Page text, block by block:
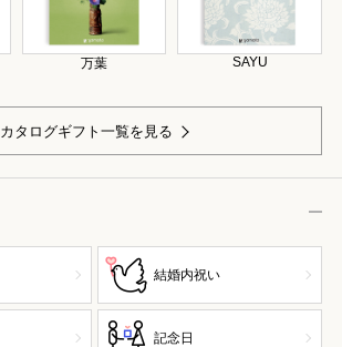
万葉 SAYU
カタログギフト一覧を見る
結婚内祝い
記念日